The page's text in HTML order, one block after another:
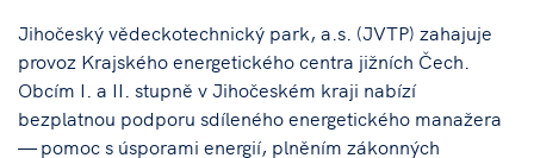
Jihočeský vědeckotechnický park, a.s. (JVTP) zahajuje
provoz Krajského energetického centra jižních Čech.
Obcím I. a II. stupně v Jihočeském kraji nabízí
bezplatnou podporu sdíleného energetického manažera
— pomoc s úsporami energií, plněním zákonných